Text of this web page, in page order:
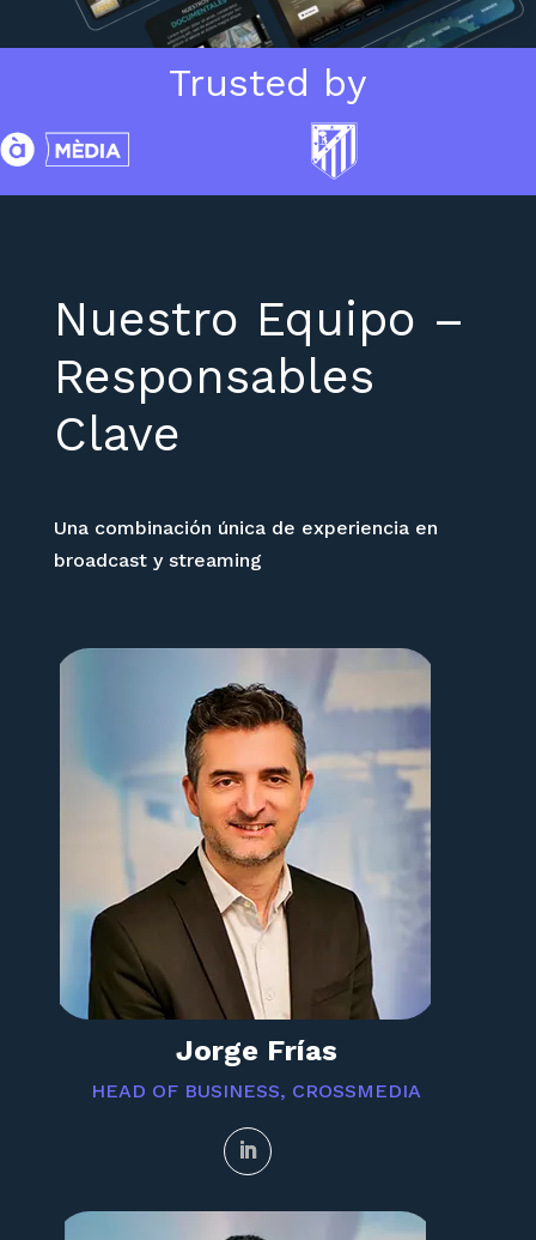
Trusted by
Nuestro Equipo –
Responsables
Clave
Una combinación única de experiencia en
broadcast y streaming
Jorge Frías
HEAD OF BUSINESS, CROSSMEDIA